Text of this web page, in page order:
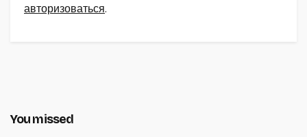
авторизоваться.
You missed